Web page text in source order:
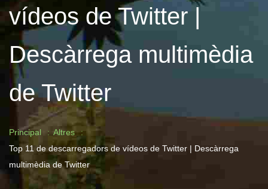
vídeos de Twitter |
Descàrrega multimèdia
de Twitter
Principal
Altres
Top 11 de descarregadors de vídeos de Twitter | Descàrrega
multimèdia de Twitter